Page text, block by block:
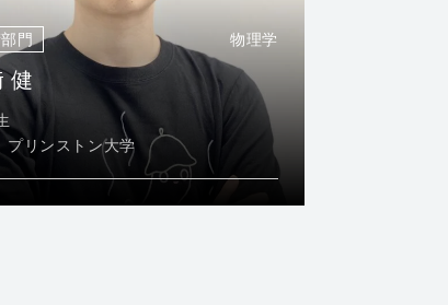
門 物理学
健
リンストン大学